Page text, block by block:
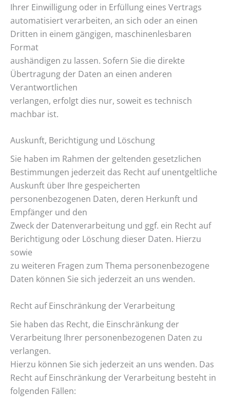
Ihrer Einwilligung oder in Erfüllung eines Vertrags
automatisiert verarbeiten, an sich oder an einen
Dritten in einem gängigen, maschinenlesbaren
Format
aushändigen zu lassen. Sofern Sie die direkte
Übertragung der Daten an einen anderen
Verantwortlichen
verlangen, erfolgt dies nur, soweit es technisch
machbar ist.
Auskunft, Berichtigung und Löschung
Sie haben im Rahmen der geltenden gesetzlichen
Bestimmungen jederzeit das Recht auf unentgeltliche
Auskunft über Ihre gespeicherten
personenbezogenen Daten, deren Herkunft und
Empfänger und den
Zweck der Datenverarbeitung und ggf. ein Recht auf
Berichtigung oder Löschung dieser Daten. Hierzu
sowie
zu weiteren Fragen zum Thema personenbezogene
Daten können Sie sich jederzeit an uns wenden.
Recht auf Einschränkung der Verarbeitung
Sie haben das Recht, die Einschränkung der
Verarbeitung Ihrer personenbezogenen Daten zu
verlangen.
Hierzu können Sie sich jederzeit an uns wenden. Das
Recht auf Einschränkung der Verarbeitung besteht in
folgenden Fällen: